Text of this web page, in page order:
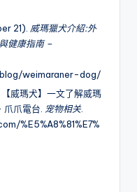
21). 威瑪獵犬介紹:外
健康指南 –
weimaraner-dog/
威瑪犬】一文了解威瑪
爪電台. 宠物相关.
%E5%A8%81%E7%